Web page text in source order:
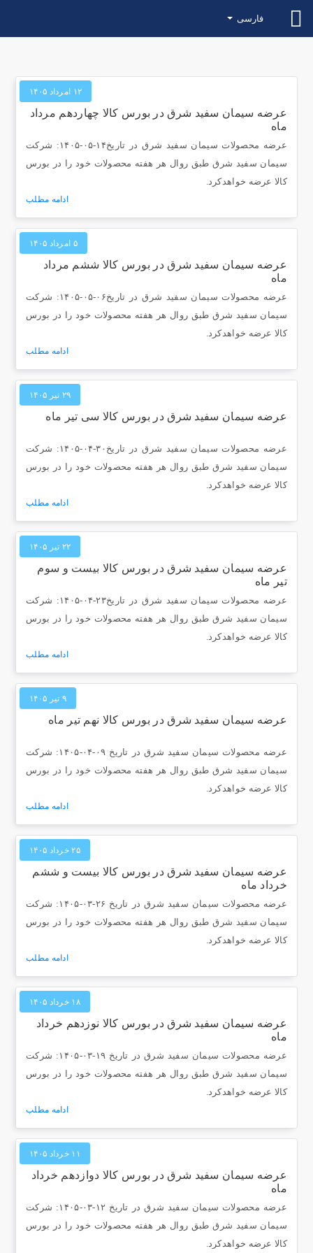
فارسی
۱۲ امرداد ۱۴۰۵
عرضه سیمان سفید شرق در بورس کالا چهاردهم مرداد
ماه
عرضه محصولات سیمان سفید شرق در تاریخ۱۴-۰۵-۱۴۰۵: شرکت
سیمان سفید شرق طبق روال هر هفته محصولات خود را در بورس
کالا عرضه خواهدکرد.
ادامه مطلب
۵ امرداد ۱۴۰۵
عرضه سیمان سفید شرق در بورس کالا ششم مرداد
ماه
عرضه محصولات سیمان سفید شرق در تاریخ۰۶-۰۵-۱۴۰۵: شرکت
سیمان سفید شرق طبق روال هر هفته محصولات خود را در بورس
کالا عرضه خواهدکرد.
ادامه مطلب
۲۹ تیر ۱۴۰۵
عرضه سیمان سفید شرق در بورس کالا سی تیر ماه
عرضه محصولات سیمان سفید شرق در تاریخ۳۰-۰۴-۱۴۰۵: شرکت
سیمان سفید شرق طبق روال هر هفته محصولات خود را در بورس
کالا عرضه خواهدکرد.
ادامه مطلب
۲۲ تیر ۱۴۰۵
عرضه سیمان سفید شرق در بورس کالا بیست و سوم
تیر ماه
عرضه محصولات سیمان سفید شرق در تاریخ۲۳-۰۴-۱۴۰۵: شرکت
سیمان سفید شرق طبق روال هر هفته محصولات خود را در بورس
کالا عرضه خواهدکرد.
ادامه مطلب
۹ تیر ۱۴۰۵
عرضه سیمان سفید شرق در بورس کالا نهم تیر ماه
عرضه محصولات سیمان سفید شرق در تاریخ ۰۹-۰۴-۱۴۰۵: شرکت
سیمان سفید شرق طبق روال هر هفته محصولات خود را در بورس
کالا عرضه خواهدکرد.
ادامه مطلب
۲۵ خرداد ۱۴۰۵
عرضه سیمان سفید شرق در بورس کالا بیست و ششم
خرداد ماه
عرضه محصولات سیمان سفید شرق در تاریخ ۲۶-۰۳-۱۴۰۵: شرکت
سیمان سفید شرق طبق روال هر هفته محصولات خود را در بورس
کالا عرضه خواهدکرد.
ادامه مطلب
۱۸ خرداد ۱۴۰۵
عرضه سیمان سفید شرق در بورس کالا نوزدهم خرداد
ماه
عرضه محصولات سیمان سفید شرق در تاریخ ۱۹-۰۳-۱۴۰۵: شرکت
سیمان سفید شرق طبق روال هر هفته محصولات خود را در بورس
کالا عرضه خواهدکرد.
ادامه مطلب
۱۱ خرداد ۱۴۰۵
عرضه سیمان سفید شرق در بورس کالا دوازدهم خرداد
ماه
عرضه محصولات سیمان سفید شرق در تاریخ ۱۲-۰۳-۱۴۰۵: شرکت
سیمان سفید شرق طبق روال هر هفته محصولات خود را در بورس
کالا عرضه خواهدکرد.